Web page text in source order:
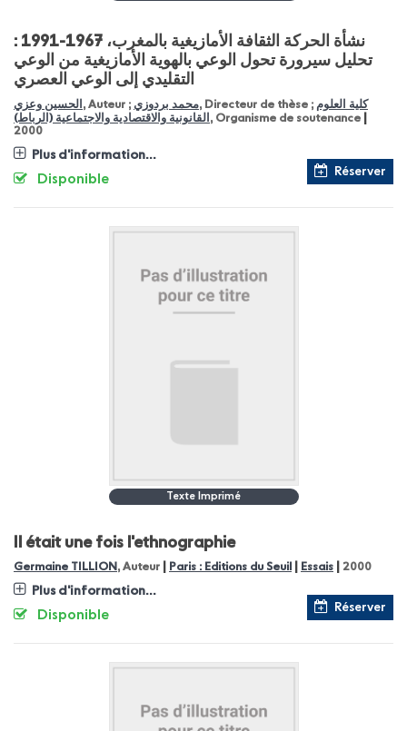
نشأة الحركة الثقافة الأمازيغية بالمغرب، 1967-1991 :
تحليل سيرورة تحول الوعي بالهوية الأمازيغية من الوعي
التقليدي إلى الوعي العصري
الحسين وعزي , Auteur ; محمد بردوزي, Directeur de thèse ; كلية العلوم
القانونية والاقتصادية والاجتماعية (الرباط) , Organisme de soutenance
2000
Plus d'information...
Réserver
Disponible
Texte Imprimé
Il était une fois l'ethnographie
Germaine TILLION , Auteur Paris : Editions du Seuil Essais 2000
Plus d'information...
Réserver
Disponible